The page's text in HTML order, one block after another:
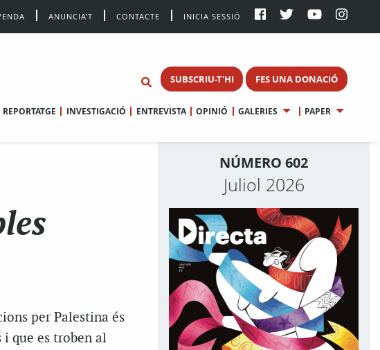
ANUNCIA’T CONTACTE INICIA SESSIÓ
SUBSCRIU-T'HI FES UNA DONACIÓ
REPORTATGE INVESTIGACIÓ ENTREVISTA OPINIÓ GALERIES PAPER
per Palestina és
i que es troben al
NÚMERO 602
Juliol 2026